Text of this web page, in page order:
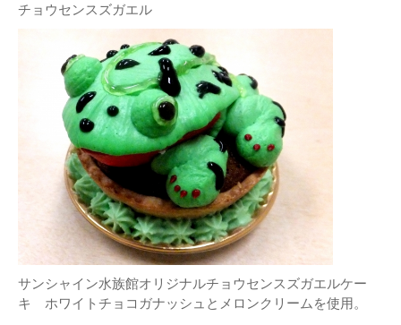
チョウセンスズガエル
サンシャイン水族館オリジナルチョウセンスズガエルケー
キ ホワイトチョコガナッシュとメロンクリームを使用。